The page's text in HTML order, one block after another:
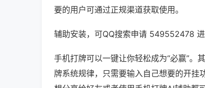
要的用户可通过正规渠道获取使用。
辅助安装，可QQ搜索申请 549552478
手机打牌可以一键让你轻松成为“必赢”。
牌系统规律，只需要输入自己想要的开挂